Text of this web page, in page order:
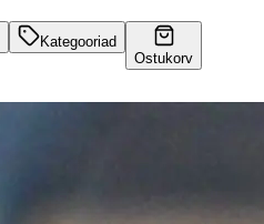
Kategooriad
Ostukorv